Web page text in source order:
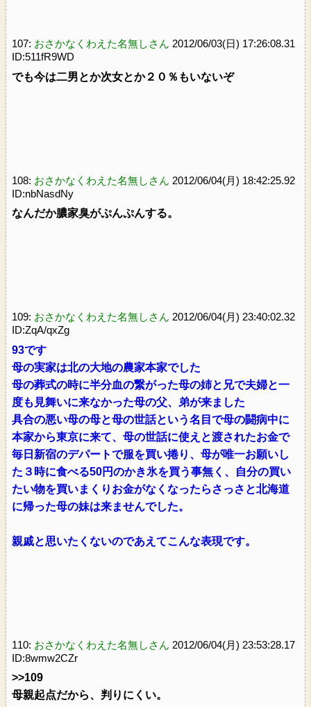
107: おさかなくわえた名無しさん 2012/06/03(日) 17:26:08.31
ID:511fR9WD
でも今は二男とか次女とか２０％もいないぞ
108: おさかなくわえた名無しさん 2012/06/04(月) 18:42:25.92
ID:nbNasdNy
なんだか膿家臭がぷんぷんする。
109: おさかなくわえた名無しさん 2012/06/04(月) 23:40:02.32
ID:ZqA/qxZg
93です
母の実家は北の大地の農家本家でした
母の葬式の時に半分血の繋がった母の姉と兄で夫婦と一
度も見舞いに来なかった母の父、弟が来ました
具合の悪い母の母と母の世話という名目で母の闘病中に
本家から東京に来て、母の世話に使えと渡されたお金で
毎日新宿のデパートで服を買い捲り、母が唯一お願いし
た３時に食べる50円のかき氷を買う事無く、自分の買い
たい物を買いまくりお金がなくなったらさっさと北海道
に帰った母の妹は来ませんでした。
親戚と思いたくないのであえてこんな表現です。
110: おさかなくわえた名無しさん 2012/06/04(月) 23:53:28.17
ID:8wmw2CZr
>>109
母親起点だから、判りにくい。